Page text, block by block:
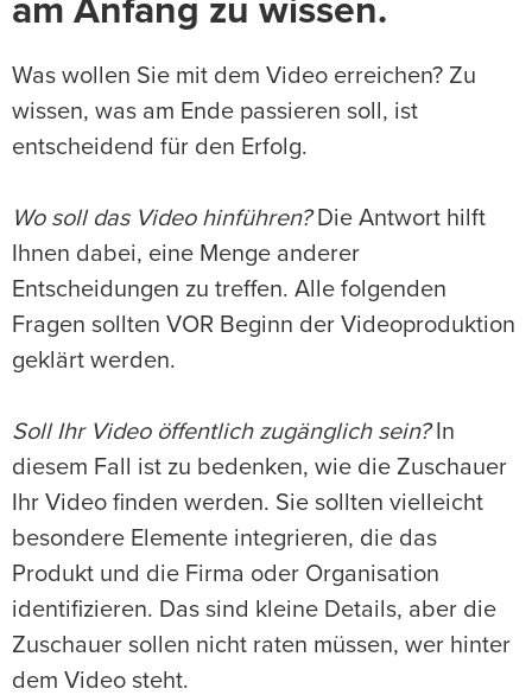
am Anfang zu wissen.
Was wollen Sie mit dem Video erreichen? Zu
wissen, was am Ende passieren soll, ist
entscheidend für den Erfolg.
Wo soll das Video hinführen?Die Antwort hilft
Ihnen dabei, eine Menge anderer
Entscheidungen zu treffen. Alle folgenden
Fragen sollten VOR Beginn der Videoproduktion
geklärt werden.
Soll Ihr Video öffentlich zugänglich sein?In
diesem Fall ist zu bedenken, wie die Zuschauer
Ihr Video finden werden. Sie sollten vielleicht
besondere Elemente integrieren, die das
Produkt und die Firma oder Organisation
identifizieren. Das sind kleine Details, aber die
Zuschauer sollen nicht raten müssen, wer hinter
dem Video steht.